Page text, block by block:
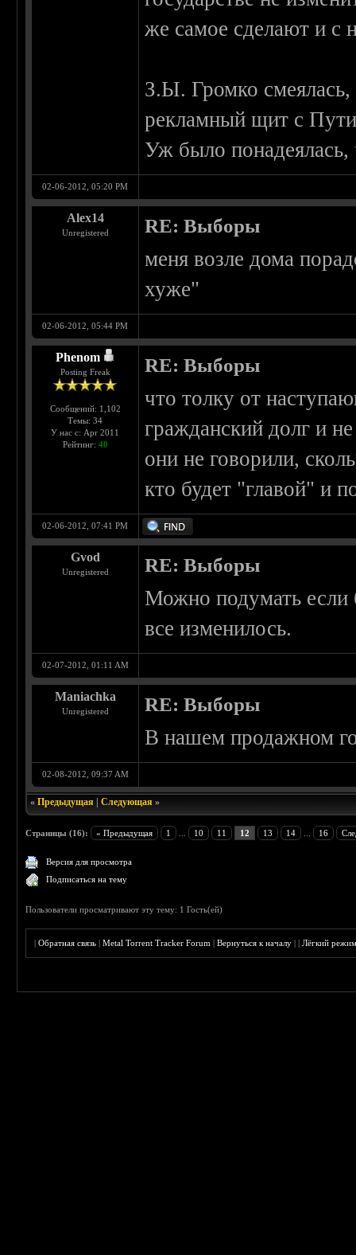
же самое сделают и с
З.Ы. Громко смеялась,
рекламный щит с
Уж было понадеялась,
02-06-2012, 05:20 PM
Alex14
Unregistered RE: Выборы
меня возле дома
хуже"
02-06-2012, 05:44 PM
Phenom
Posting Freak
Сообщений: 1,102
Темы: 34
У нас с: Apr 2011
Рейтинг: 40
RE: Выборы
что толку от
гражданский долг и
они не говорили,
кто будет "главой" и
02-06-2012, 07:41 PM
Gvod
Unregistered RE: Выборы
Можно подумать если
все изменилось.
02-07-2012, 01:11 AM
Maniachka
Unregistered RE: Выборы
В нашем продажном
02-08-2012, 09:37 AM
«Предыдущая |Следующая »
Страницы (16): « Предыдущая 1 10 11 12 13 14 16
Версия для просмотра
Подписаться на тему
Пользователи просматривают эту тему: 1 Гость(ей)
|Обратная связь |Metal Torrent Tracker Forum |Вернуться к началу ||Лёгкий